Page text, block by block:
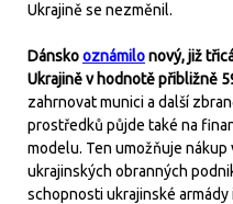
Ukrajině se nezměnil.
Dánskooznámilonový, již
Ukrajině v hodnotě přibližně
zahrnovat munici a další
prostředků půjde také na
modelu. Ten umožňuje
ukrajinských obranných
schopnosti ukrajinské armády